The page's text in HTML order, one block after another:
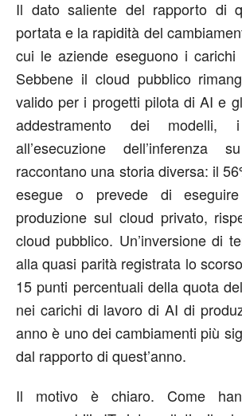
Il dato saliente del rapporto di
portata e la rapidità del
cui le aziende eseguono i
Sebbene il cloud pubblico
valido per i progetti pilota di AI e
addestramento dei
all’esecuzione dell’inferenza
raccontano una storia diversa: il
esegue o prevede di eseguire
produzione sul cloud privato,
cloud pubblico. Un’inversione di
alla quasi parità registrata lo
15 punti percentuali della quota
nei carichi di lavoro di AI di
anno è uno dei cambiamenti più
dal rapporto di quest’anno.
Il motivo è chiaro. Come